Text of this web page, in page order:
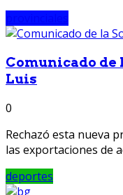
Comunicado de
Luis
0
Rechazó esta nueva
las exportaciones de
deportes